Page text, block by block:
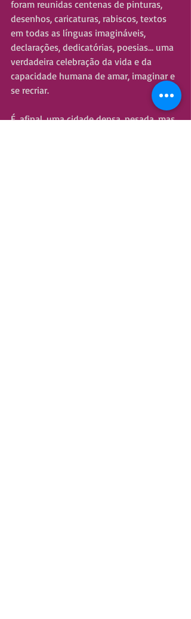
foram reunidas centenas de pinturas,
desenhos, caricaturas, rabiscos, textos
em todas as línguas imagináveis,
declarações, dedicatórias, poesias... uma
verdadeira celebração da vida e da
capacidade humana de amar, imaginar e
se recriar.
É, afinal, uma cidade densa, pesada, mas